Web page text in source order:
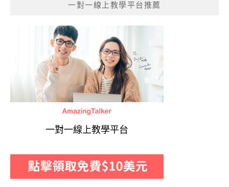
一對一線上教學平台推薦
一對一線上教學平台